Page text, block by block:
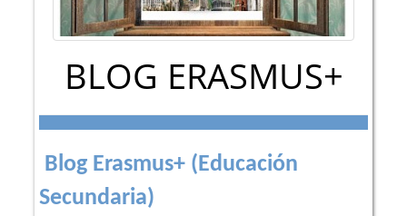
BLOG ERASMUS+
Blog Erasmus+ (Educación
Secundaria)